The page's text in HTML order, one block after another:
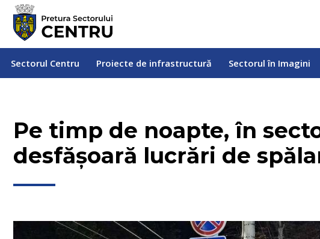
Sectorul Centru Proiecte de infrastructură Sectorul în Imagini
Pe timp de noapte, în
desfășoară lucrări de
Sectorul Centru Proiecte de infrastructură